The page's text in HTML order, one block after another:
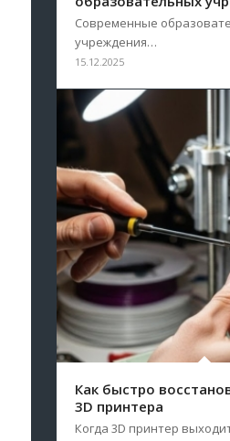
Современные
учреждения…
15.12.2025
Как быстро
3D принтера
Когда 3D принтер